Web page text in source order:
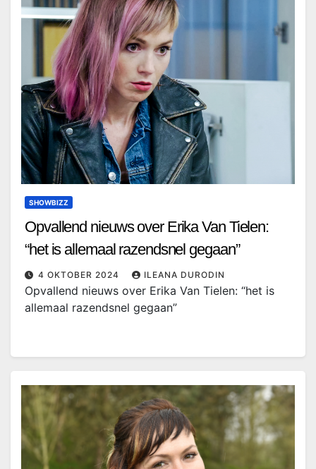
SHOWBIZZ
Opvallend nieuws over Erika Van Tielen:
“het is allemaal razendsnel gegaan”
4 OKTOBER 2024 ILEANA DURODIN
Opvallend nieuws over Erika Van Tielen: “het is
allemaal razendsnel gegaan”